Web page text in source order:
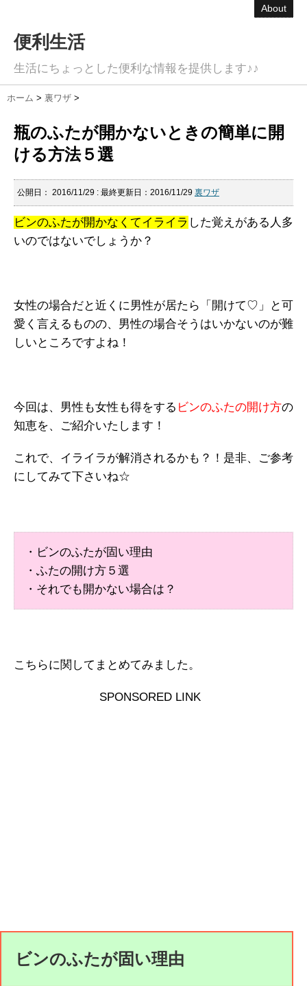
About
便利生活
生活にちょっとした便利な情報を提供します♪♪
ホーム > 裏ワザ >
瓶のふたが開かないときの簡単に開
ける方法５選
公開日： 2016/11/29 : 最終更新日：2016/11/29 裏ワザ
ビンのふたが開かなくてイライラ した覚えがある人多
いのではないでしょうか？
女性の場合だと近くに男性が居たら「開けて♡」と可
愛く言えるものの、男性の場合そうはいかないのが難
しいところですよね！
今回は、男性も女性も得をする ビンのふたの開け方の
知恵を、ご紹介いたします！
これで、イライラが解消されるかも？！是非、ご参考
にしてみて下さいね☆
・ビンのふたが固い理由
・ふたの開け方５選
・それでも開かない場合は？
こちらに関してまとめてみました。
SPONSORED LINK
ビンのふたが固い理由